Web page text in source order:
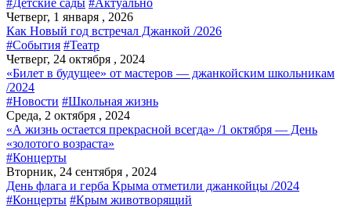
#Детские сады #Актуально
Четверг, 1 января , 2026
Как Новый год встречал Джанкой /2026
#События #Театр
Четверг, 24 октября , 2024
«Билет в будущее» от мастеров — джанкойским школьникам
/2024
#Новости #Школьная жизнь
Среда, 2 октября , 2024
«А жизнь остается прекрасной всегда» /1 октября — День
«золотого возраста»
#Концерты
Вторник, 24 сентября , 2024
День флага и герба Крыма отметили джанкойцы /2024
#Концерты #Крым животворящий